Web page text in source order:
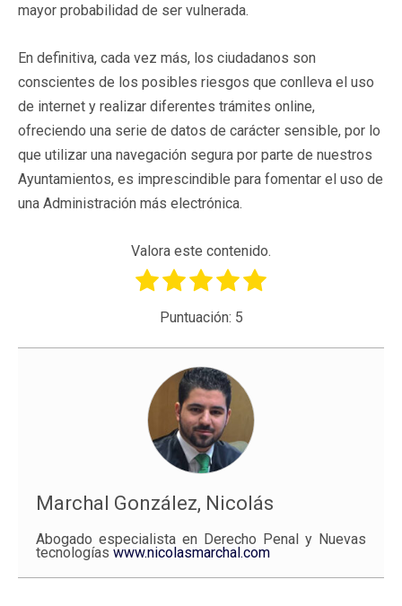
mayor probabilidad de ser vulnerada.
En definitiva, cada vez más, los ciudadanos son
conscientes de los posibles riesgos que conlleva el uso
de internet y realizar diferentes trámites online,
ofreciendo una serie de datos de carácter sensible, por lo
que utilizar una navegación segura por parte de nuestros
Ayuntamientos, es imprescindible para fomentar el uso de
una Administración más electrónica.
Valora este contenido.
Puntuación: 5
Marchal González, Nicolás
Abogado especialista en Derecho Penal y Nuevas
tecnologías www.nicolasmarchal.com